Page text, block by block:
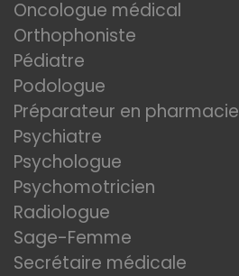
Oncologue médical
Orthophoniste
Pédiatre
Podologue
Préparateur en pharmacie
Psychiatre
Psychologue
Psychomotricien
Radiologue
Sage-Femme
Secrétaire médicale